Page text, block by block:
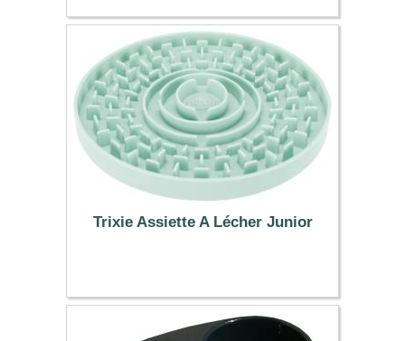
19.99 €
Trixie Assiette A Lécher Junior
4.19 €